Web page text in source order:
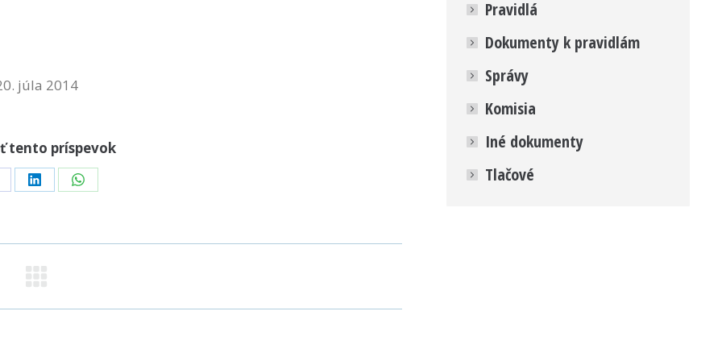
júla 2014
tento príspevok
Share
LinkedIn
Share
WhatsApp
Pravidlá
Dokumenty k pravidlám
Správy
Komisia
Iné dokumenty
Tlačové